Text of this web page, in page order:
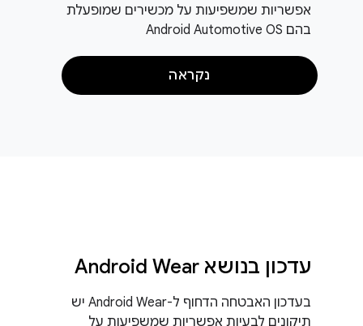
אפשריות שמשפיעות על מכשירים שמופעלת
בהם Android Automotive OS
נקראה
עדכון בנושא Android Wear
בעדכון האבטחה הדחוף ל-Android Wear יש
תיקונים לבעיות אפשריות שמשפיעות על